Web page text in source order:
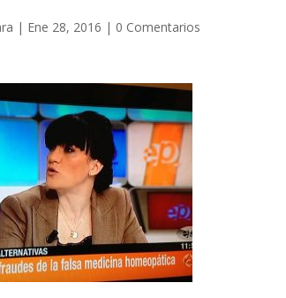
| Ene 28, 2016 | 0 Comentarios